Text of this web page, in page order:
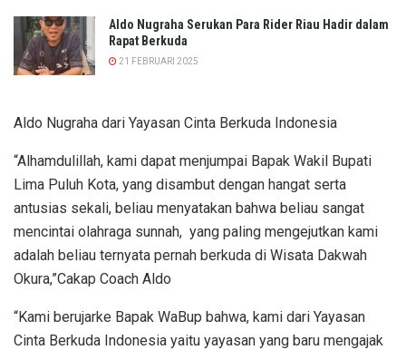
Aldo Nugraha Serukan Para Rider Riau Hadir dalam
Rapat Berkuda
21 FEBRUARI 2025
Aldo Nugraha dari Yayasan Cinta Berkuda Indonesia
“Alhamdulillah, kami dapat menjumpai Bapak Wakil Bupati
Lima Puluh Kota, yang disambut dengan hangat serta
antusias sekali, beliau menyatakan bahwa beliau sangat
mencintai olahraga sunnah, yang paling mengejutkan kami
adalah beliau ternyata pernah berkuda di Wisata Dakwah
Okura,”Cakap Coach Aldo
“Kami berujarke Bapak WaBup bahwa, kami dari Yayasan
Cinta Berkuda Indonesia yaitu yayasan yang baru mengajak